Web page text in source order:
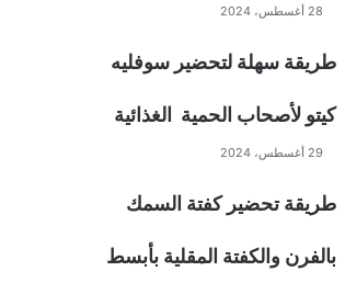
28 أغسطس، 2024
طريقة سهلة لتحضير سوفليه
كيتو لأصحاب الحمية الغذائية
29 أغسطس، 2024
طريقة تحضير كفتة السمك
بالفرن والكفتة المقلية بأبسط